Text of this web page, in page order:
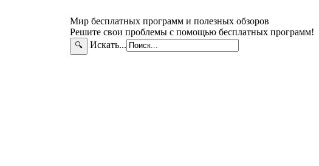
Мир бесплатных программ и полезных обзоров
Решите свои проблемы с помощью бесплатных программ!
🔍 Искать...